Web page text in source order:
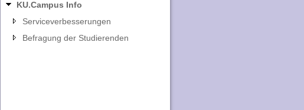
KU.Campus Info
Serviceverbesserungen
Befragung der Studierenden